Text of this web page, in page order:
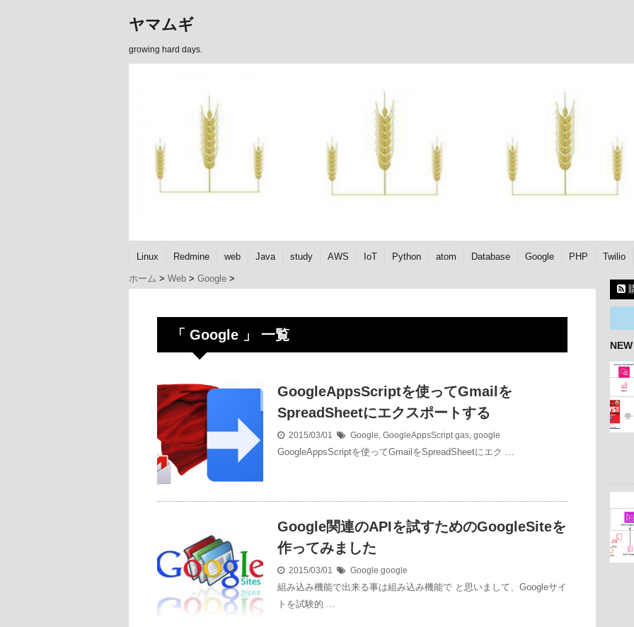
ヤマムギ
growing hard days.
Linux Redmine web Java study AWS IoT Python atom Database Google PHP Twilio
ホーム > Web > Google >
「 Google 」 一覧
GoogleAppsScriptを使ってGmailを
SpreadSheetにエクスポートする
2015/03/01 Google, GoogleAppsScript gas, google
GoogleAppsScriptを使ってGmailをSpreadSheetにエク …
Google関連のAPIを試すためのGoogleSiteを
作ってみました
2015/03/01 Google google
組み込み機能で出来る事は組み込み機能で と思いまして、Googleサイ
トを試験的 …